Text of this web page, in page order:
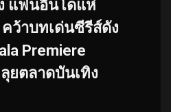
แฟนอินโดแห่
ว้าบทเด่นซีรีส์ดัง
Premiere
ยตลาดบันเทิง